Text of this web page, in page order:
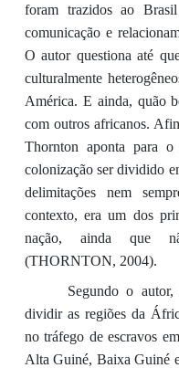
foram trazidos ao
comunicação e
O autor questiona até
culturalmente
América. E ainda, quão
com outros africanos.
Thornton aponta para
colonização ser dividido
delimitações nem
contexto, era um dos
nação, ainda que
(THORNTON, 2004).
Segundo o
dividir as regiões da
no tráfego de escravos
Alta Guiné, Baixa Guiné